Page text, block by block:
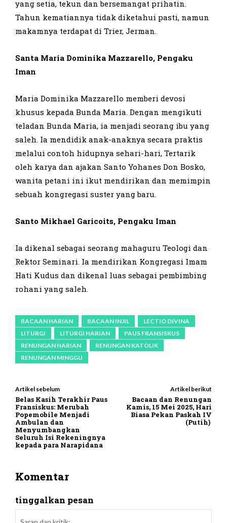
yang setia, tekun dan bersemangat prihatin.
Tahun kema­tiannya tidak diketahui pasti, namun
makamnya terdapat di Trier, Jerman.
Santa Maria Dominika Mazzarello, Pengaku
Iman
Maria Dominika Mazzarello memberi devosi
khusus kepada Bunda Maria. Dengan mengikuti
teladan Bunda Maria, ia menjadi seorang ibu yang
saleh. Ia mendidik anak-anaknya secara praktis
melalui contoh hidupnya sehari-hari, Tertarik
oleh karya dan ajakan Santo Yohanes Don Bosko,
wanita petani ini ikut mendirikan dan memimpin
sebuah kongregasi suster yang baru.
Santo Mikhael Garicoits, Pengaku Iman
Ia dikenal sebagai seorang mahaguru Teologi dan
Rektor Seminari. Ia mendirikan Kongregasi Imam
Hati Kudus dan dikenal luas sebagai pembimbing
rohani yang saleh.
BACAAN HARIAN BACAAN INJIL
LECTIO DIVINA
LITURGI
LITURGI HARIAN
PAUS FRANSISKUS
RENUNGAN HARIAN
RENUNGAN KATOLIK
RENUNGAN MINGGU
Artikel sebelum
Belas Kasih Terakhir Paus
Fransiskus: Merubah
Popemobile Menjadi
Ambulan dan
Menyumbangkan
Seluruh Isi Rekeningnya
kepada para Narapidana
Artikel berikut
Bacaan dan Renungan
Kamis, 15 Mei 2025, Hari
Biasa Pekan Paskah IV
(Putih)
Komentar
tinggalkan pesan